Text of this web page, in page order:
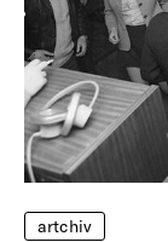
artchiv